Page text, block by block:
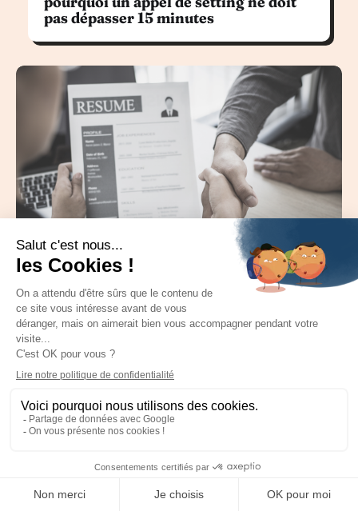
pas dépasser 15 minutes
Stratégie commerciale
Recruter un closer : les 3 questions
que les meilleurs profils vous
poseront avant d'accepter
Ne restez pas spectateur,
du mouvement.